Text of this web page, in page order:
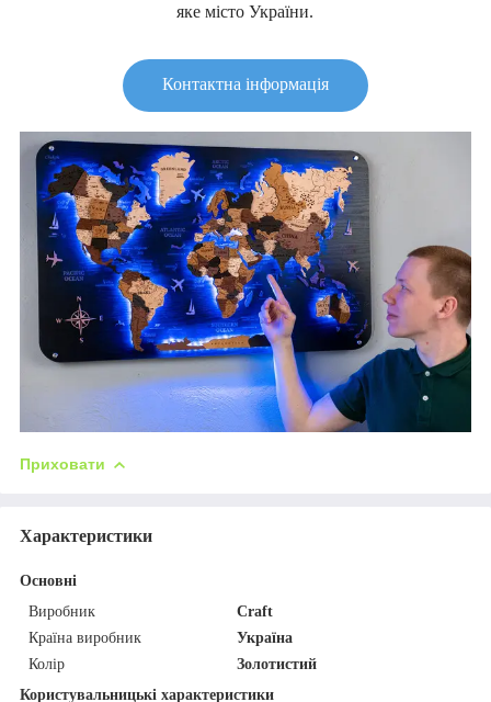
яке місто України.
Контактна інформація
Приховати
Характеристики
Основні
Виробник
Craft
Країна виробник
Україна
Колір
Золотистий
Користувальницькі характеристики